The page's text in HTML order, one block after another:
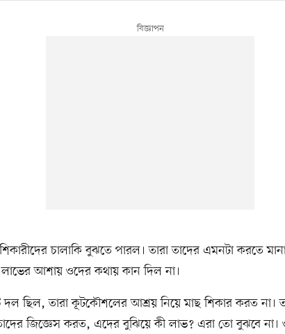
চালাকি বুঝতে পারল। তারা তাদের এমনটা করতে
লাভের আশায় ওদের কথায় কান দিল না।
ছিল, তারা কূটকৌশলের আশ্রয় নিয়ে মাছ শিকার করত না।
জিজ্ঞেস করত, এদের বুঝিয়ে কী লাভ? এরা তো বুঝবে না।